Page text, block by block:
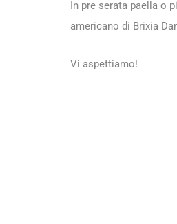
In pre serata paella o
americano di Brixia
Vi aspettiamo!